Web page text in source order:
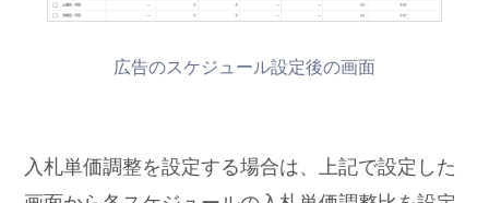
広告のスケジュール設定後の画面
入札単価調整を設定する場合は、上記で設定した